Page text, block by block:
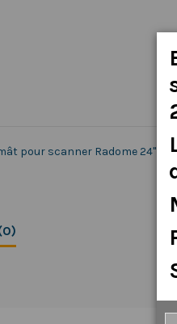
pour scanner Radome 24"